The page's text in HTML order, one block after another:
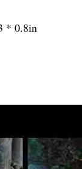
* 0.8in